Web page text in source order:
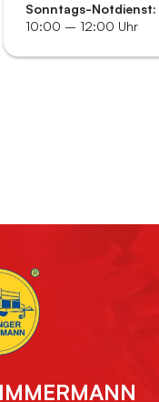
Sonntags-Notdienst:
10:00 – 12:00 Uhr